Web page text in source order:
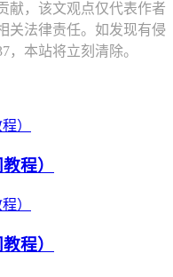
献，该文观点仅代表作者
关法律责任。如发现有侵
，本站将立刻清除。
程）
程）